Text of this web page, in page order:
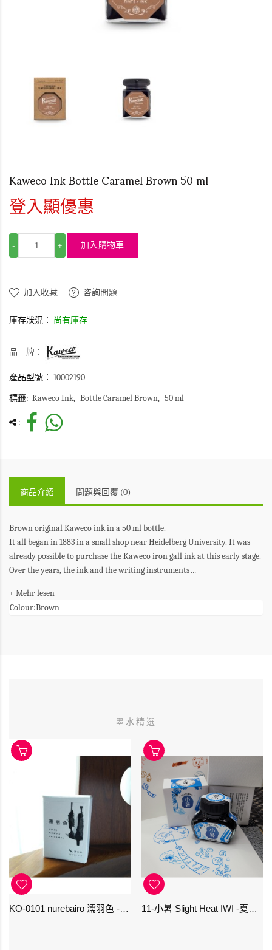
Kaweco Ink Bottle Caramel Brown 50 ml
登入顯優惠
- + 加入購物車
加入收藏 咨詢問題
庫存狀況： 尚有庫存
品 牌：
產品型號： 10002190
標籤: Kaweco Ink Bottle Caramel Brown 50 ml
:
商品介紹 問題與回覆 (0)
Brown original Kaweco ink in a 50 ml bottle.
It all began in 1883 in a small shop near Heidelberg University. It was
already possible to purchase the Kaweco iron gall ink at this early stage.
Over the years, the ink and the writing instruments...
+ Mehr lesen
Colour:Brown
墨水精選
KO-0101 nurebairo 濡羽色 -日本名牌京の音樽裝鋼筆墨水40ml 4573356130012 11-小暑 Slight Heat IWI -夏季-24節氣色澤鋼筆墨水